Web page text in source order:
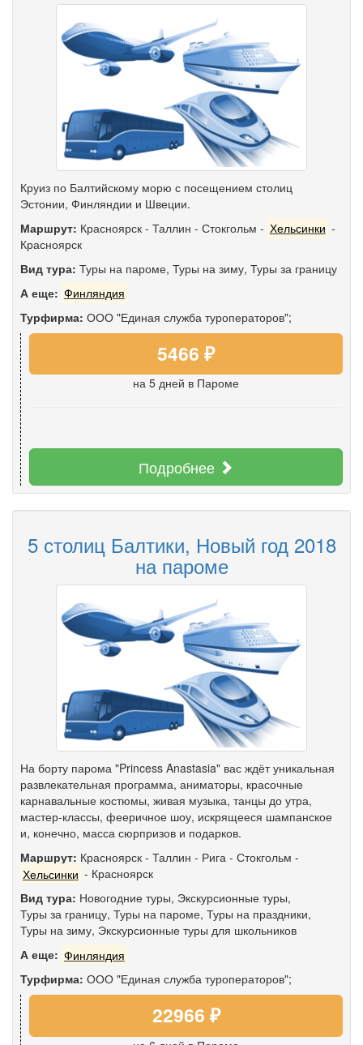
Круиз по Балтийскому морю с посещением столиц
Эстонии, Финляндии и Швеции.
Маршрут: Красноярск - Таллин - Стокгольм - Хельсинки -
Красноярск
Вид тура: Туры на пароме, Туры на зиму, Туры за границу
А еще: Финляндия
Турфирма: ООО "Единая служба туроператоров";
5466 ₽
на 5 дней в Пароме
Подробнее
5 столиц Балтики, Новый год 2018
на пароме
На борту парома "Princess Anastasia" вас ждёт уникальная
развлекательная программа, аниматоры, красочные
карнавальные костюмы, живая музыка, танцы до утра,
мастер-классы, фееричное шоу, искрящееся шампанское
и, конечно, масса сюрпризов и подарков.
Маршрут: Красноярск - Таллин - Рига - Стокгольм -
Хельсинки - Красноярск
Вид тура: Новогодние туры, Экскурсионные туры,
Туры за границу, Туры на пароме, Туры на праздники,
Туры на зиму, Экскурсионные туры для школьников
А еще: Финляндия
Турфирма: ООО "Единая служба туроператоров";
22966 ₽